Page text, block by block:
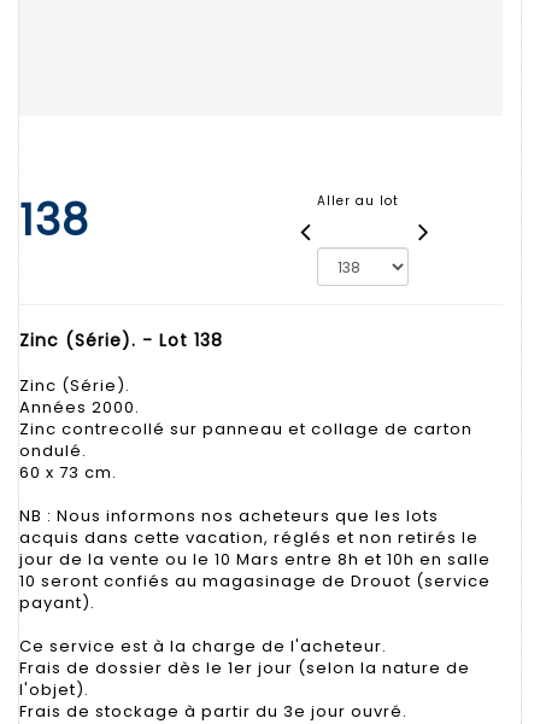
138 Aller au lot
Zinc (Série). - Lot 138
Zinc (Série).
Années 2000.
Zinc contrecollé sur panneau et collage de carton
ondulé.
60 x 73 cm.
NB : Nous informons nos acheteurs que les lots
acquis dans cette vacation, réglés et non retirés le
jour de la vente ou le 10 Mars entre 8h et 10h en salle
10 seront confiés au magasinage de Drouot (service
payant).
Ce service est à la charge de l'acheteur.
Frais de dossier dès le 1er jour (selon la nature de
l'objet).
Frais de stockage à partir du 3e jour ouvré.